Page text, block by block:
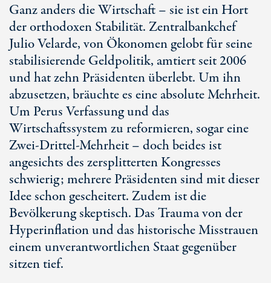
Ganz anders die Wirtschaft – sie ist ein Hort
der orthodoxen Stabilität. Zentralbankchef
Julio Velarde, von Ökonomen gelobt für seine
stabilisierende Geldpolitik, amtiert seit 2006
und hat zehn Präsidenten überlebt. Um ihn
abzusetzen, bräuchte es eine absolute Mehrheit.
Um Perus Verfassung und das
Wirtschaftssystem zu reformieren, sogar eine
Zwei-Drittel-Mehrheit – doch beides ist
angesichts des zersplitterten Kongresses
schwierig; mehrere Präsidenten sind mit dieser
Idee schon gescheitert. Zudem ist die
Bevölkerung skeptisch. Das Trauma von der
Hyperinflation und das historische Misstrauen
einem unverantwortlichen Staat gegenüber
sitzen tief.